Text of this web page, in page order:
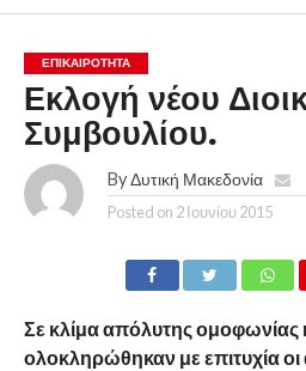
ΕΠΙΚΑΙΡΟΤΗΤΑ
Εκλογή νέου
Συμβουλίου.
By Δυτική Μακεδονία
Posted on 2 Ιουνίου 2015
Σε κλίμα απόλυτης ομοφωνίας
ολοκληρώθηκαν με επιτυχία οι